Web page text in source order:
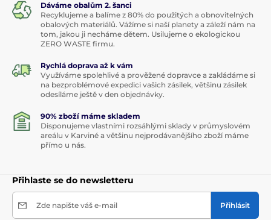
Dáváme obalům 2. šanci
Recyklujeme a balíme z 80% do použitých a obnovitelných
obalových materiálů. Vážíme si naší planety a záleží nám na
tom, jakou ji necháme dětem. Usilujeme o ekologickou
ZERO WASTE firmu.
Rychlá doprava až k vám
Využíváme spolehlivé a prověžené dopravce a zakládáme si
na bezproblémové expedici vašich zásilek, většinu zásilek
odesíláme ještě v den objednávky.
90% zboží máme skladem
Disponujeme vlastními rozsáhlými sklady v průmyslovém
areálu v Karviné a většinu nejprodávanějšího zboží máme
přímo u nás.
Přihlaste se do newsletteru
Zde napište váš e-mail Přihlásit